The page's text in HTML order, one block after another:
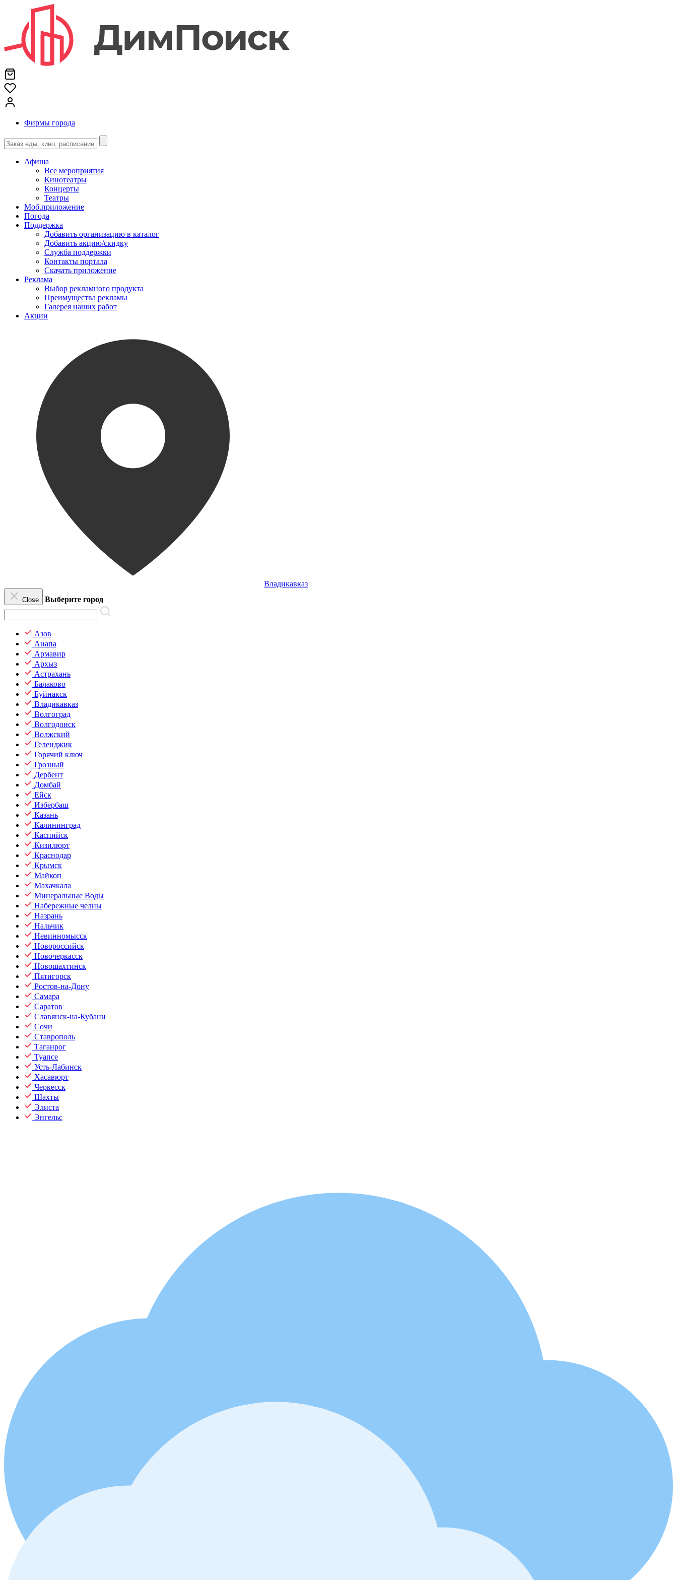
Фирмы города
Афиша
Все мероприятия
Кинотеатры
Концерты
Театры
Моб.приложение
Погода
Поддержка
Добавить организацию в каталог
Добавить акцию/скидку
Служба поддержки
Контакты портала
Скачать приложение
Реклама
Выбор рекламного продукта
Преимущества рекламы
Галерея наших работ
Акции
Владикавказ
Close Выберите город
Азов
Анапа
Армавир
Архыз
Астрахань
Балаково
Буйнакск
Владикавказ
Волгоград
Волгодонск
Волжский
Геленджик
Горячий ключ
Грозный
Дербент
Домбай
Ейск
Избербаш
Казань
Калининград
Каспийск
Кизилюрт
Краснодар
Крымск
Майкоп
Махачкала
Минеральные Воды
Набережные челны
Назрань
Нальчик
Невинномысск
Новороссийск
Новочеркасск
Новошахтинск
Пятигорск
Ростов-на-Дону
Самара
Саратов
Славянск-на-Кубани
Сочи
Ставрополь
Таганрог
Туапсе
Усть-Лабинск
Хасавюрт
Черкесск
Шахты
Элиста
Энгельс